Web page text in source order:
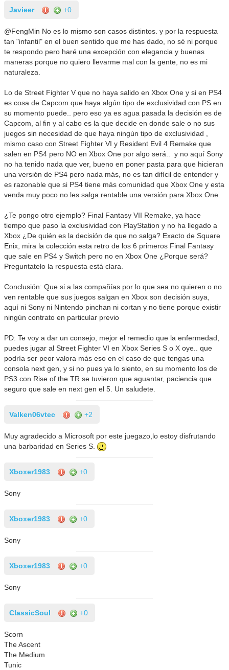
Javieer +0
@FengMin No es lo mismo son casos distintos. y por la respuesta
tan "infantil" en el buen sentido que me has dado, no sé ni porque
te respondo pero haré una excepción con elegancia y buenas
maneras porque no quiero llevarme mal con la gente, no es mi
naturaleza.
Lo de Street Fighter V que no haya salido en Xbox One y si en PS4
es cosa de Capcom que haya algún tipo de exclusividad con PS en
su momento puede.. pero eso ya es agua pasada la decisión es de
Capcom, al fin y al cabo es la que decide en donde sale o no sus
juegos sin necesidad de que haya ningún tipo de exclusividad ,
mismo caso con Street Fighter VI y Resident Evil 4 Remake que
salen en PS4 pero NO en Xbox One por algo será.. y no aquí Sony
no ha tenido nada que ver, bueno en poner pasta para que hicieran
una versión de PS4 pero nada más, no es tan difícil de entender y
es razonable que si PS4 tiene más comunidad que Xbox One y esta
venda muy poco no les salga rentable una versión para Xbox One.
¿Te pongo otro ejemplo? Final Fantasy VII Remake, ya hace
tiempo que paso la exclusividad con PlayStation y no ha llegado a
Xbox ¿De quién es la decisión de que no salga? Exacto de Square
Enix, mira la colección esta retro de los 6 primeros Final Fantasy
que sale en PS4 y Switch pero no en Xbox One ¿Porque será?
Preguntatelo la respuesta está clara.
Conclusión: Que si a las compañías por lo que sea no quieren o no
ven rentable que sus juegos salgan en Xbox son decisión suya,
aquí ni Sony ni Nintendo pinchan ni cortan y no tiene porque existir
ningún contrato en particular previo
PD: Te voy a dar un consejo, mejor el remedio que la enfermedad,
puedes jugar al Street Fighter VI en Xbox Series S o X oye.. que
podría ser peor valora más eso en el caso de que tengas una
consola next gen, y si no pues ya lo siento, en su momento los de
PS3 con Rise of the TR se tuvieron que aguantar, paciencia que
seguro que sale en next gen el 5. Un saludete.
Valken06vtec +2
Muy agradecido a Microsoft por este juegazo,lo estoy disfrutando
una barbaridad en Series S.
Xboxer1983 +0
Sony
Xboxer1983 +0
Sony
Xboxer1983 +0
Sony
ClassicSoul +0
Scorn
The Ascent
The Medium
Tunic